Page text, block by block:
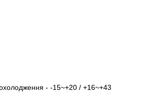
охолодження - -15~+20 / +16~+43